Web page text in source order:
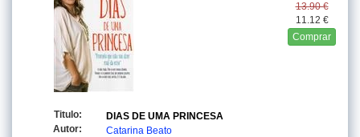
13.90 €
11.12 €
Comprar
Titulo:
DIAS DE UMA PRINCESA
Autor:
Catarina Beato